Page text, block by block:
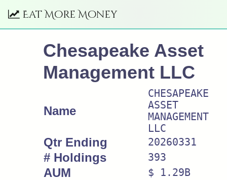
Eat More Money
Chesapeake Asset
Management LLC
Name
CHESAPEAKE
ASSET
MANAGEMENT
LLC
Qtr Ending 20260331
# Holdings 393
AUM $ 1.29B